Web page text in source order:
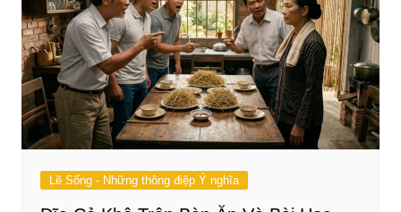
Lẽ Sống - Những thông điệp Ý nghĩa